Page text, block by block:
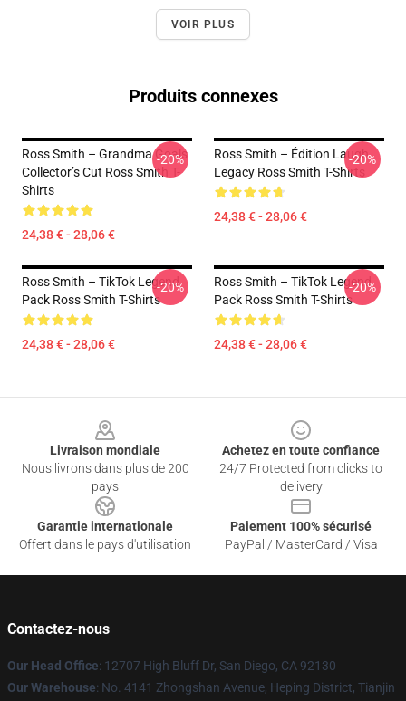
VOIR PLUS
Produits connexes
Ross Smith – Grandma Goals
Collector’s Cut Ross Smith T-
Shirts
24,38 € - 28,06 €
-20%
Ross Smith – Édition Laugh
Legacy Ross Smith T-Shirts
24,38 € - 28,06 €
-20%
Ross Smith – TikTok Legend
Pack Ross Smith T-Shirts
24,38 € - 28,06 €
-20%
Ross Smith – TikTok Legend
Pack Ross Smith T-Shirts
24,38 € - 28,06 €
-20%
Livraison mondiale
Nous livrons dans plus de 200
pays
Achetez en toute confiance
24/7 Protected from clicks to
delivery
Garantie internationale
Offert dans le pays d'utilisation
Paiement 100% sécurisé
PayPal / MasterCard / Visa
Contactez-nous
Our Head Office: 12707 High Bluff Dr, San Diego, CA 92130
Our Warehouse: No. 4141 Zhongshan Avenue, Heping District, Tianjin